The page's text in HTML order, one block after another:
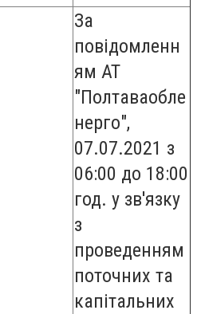
За
повідомленн
ям АТ
"Полтаваобле
нерго",
07.07.2021 з
06:00 до 18:00
год. у зв'язку
з
проведенням
поточних та
капітальних